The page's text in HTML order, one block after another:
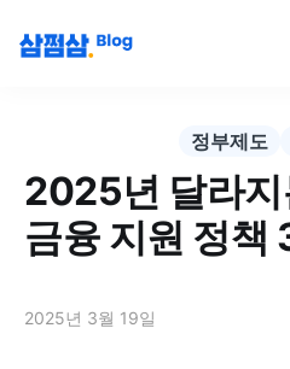
정부제도
2025년 달라지
금융 지원 정책
2025년 3월 19일